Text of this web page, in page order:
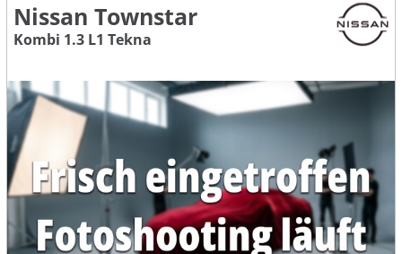
Nissan Townstar
Kombi 1.3 L1 Tekna